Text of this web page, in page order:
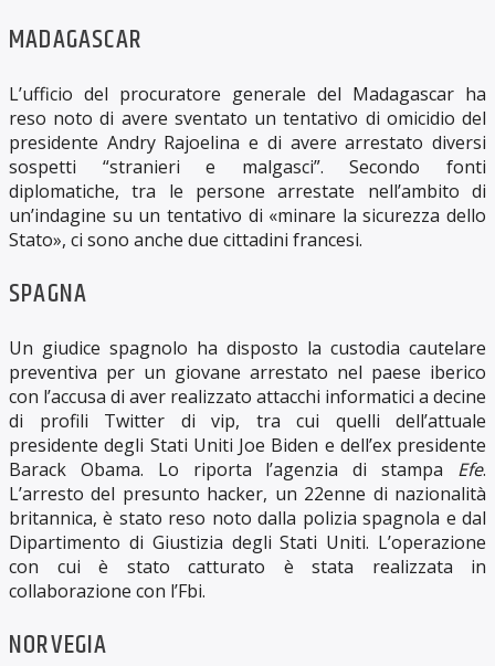
MADAGASCAR
L’ufficio del procuratore generale del Madagascar ha
reso noto di avere sventato un tentativo di omicidio del
presidente Andry Rajoelina e di avere arrestato diversi
sospetti “stranieri e malgasci”. Secondo fonti
diplomatiche, tra le persone arrestate nell’ambito di
un’indagine su un tentativo di «minare la sicurezza dello
Stato», ci sono anche due cittadini francesi.
SPAGNA
Un giudice spagnolo ha disposto la custodia cautelare
preventiva per un giovane arrestato nel paese iberico
con l’accusa di aver realizzato attacchi informatici a decine
di profili Twitter di vip, tra cui quelli dell’attuale
presidente degli Stati Uniti Joe Biden e dell’ex presidente
Barack Obama. Lo riporta l’agenzia di stampa Efe.
L’arresto del presunto hacker, un 22enne di nazionalità
britannica, è stato reso noto dalla polizia spagnola e dal
Dipartimento di Giustizia degli Stati Uniti. L’operazione
con cui è stato catturato è stata realizzata in
collaborazione con l’Fbi.
NORVEGIA